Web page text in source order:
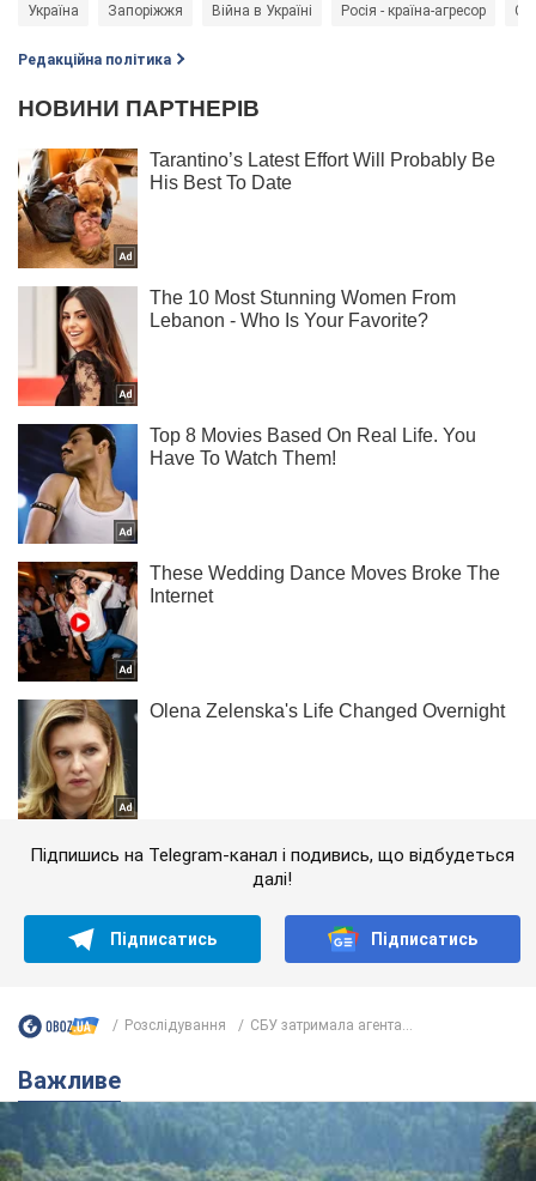
Україна Запоріжжя Війна в Україні Росія - країна-агресор
Редакційна політика
Підпишись на Telegram-канал і подивись, що відбудеться
далі!
Підписатись Підписатись
Розслідування СБУ затримала агента...
Важливе